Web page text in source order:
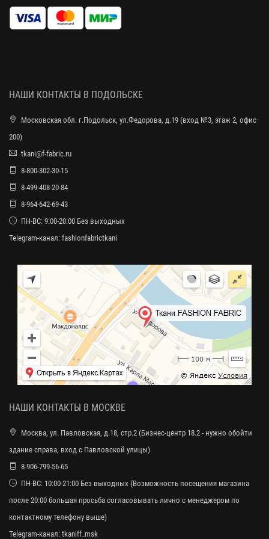
НАШИ КОНТАКТЫ В ПОДОЛЬСКЕ
Московская обл. г.Подольск, ул.Федорова, д.19 (вход №3, этаж 2, офис
200)
tkani@f-fabric.ru
8-800-302-30-15
8-499-408-20-84
8-964-642-69-43
ПН-ВС: 9:00-20:00 Без выходных
Telegram-канал: fashionfabrictkani
НАШИ КОНТАКТЫ В МОСКВЕ
Москва, ул. Павловская, д.18, стр.2 (Бизнес-центр 18.2 - нужно обойти
здание справа, вход с Павловской улицы)
8-906-799-56-65
ПН-ВС: 10:00-21:00 Без выходных (Возможность посещения магазина
после 20:00 большая просьба согласовывать лично с менеджером по
контактному телефону выше)
Telegram-канал: tkaniff_msk